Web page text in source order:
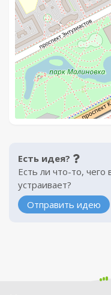
Есть идея?
Есть ли что-то, чего
устраивает?
Отправить идею